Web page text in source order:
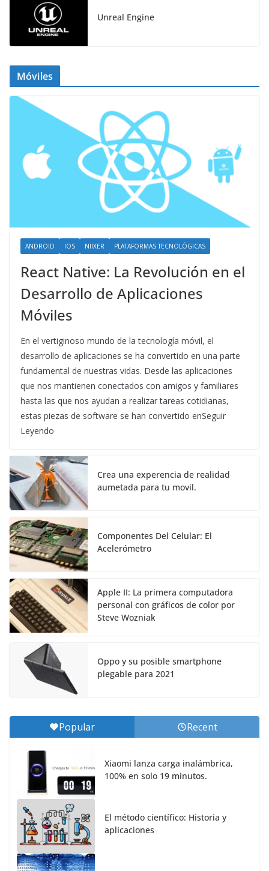
Unreal Engine
Móviles
ANDROID IOS NIIXER PLATAFORMAS TECNOLÓGICAS
React Native: La Revolución en el
Desarrollo de Aplicaciones
Móviles
En el vertiginoso mundo de la tecnología móvil, el
desarrollo de aplicaciones se ha convertido en una parte
fundamental de nuestras vidas. Desde las aplicaciones
que nos mantienen conectados con amigos y familiares
hasta las que nos ayudan a realizar tareas cotidianas,
estas piezas de software se han convertido enSeguir
Leyendo
Crea una experencia de realidad
aumetada para tu movil.
Componentes Del Celular: El
Acelerómetro
Apple II: La primera computadora
personal con gráficos de color por
Steve Wozniak
Oppo y su posible smartphone
plegable para 2021
Popular Recent
Xiaomi lanza carga inalámbrica,
100% en solo 19 minutos.
El método científico: Historia y
aplicaciones